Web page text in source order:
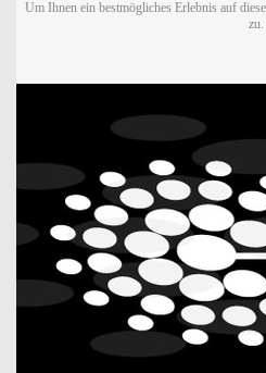
Um Ihnen ein bestmögliches Erlebnis auf